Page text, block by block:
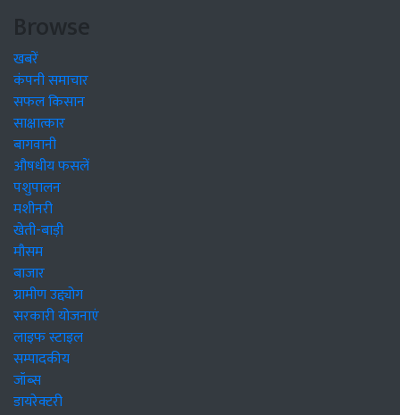
Browse
खबरें
कंपनी समाचार
सफल किसान
साक्षात्कार
बागवानी
औषधीय फसलें
पशुपालन
मशीनरी
खेती-बाड़ी
मौसम
बाजार
ग्रामीण उद्द्योग
सरकारी योजनाएं
लाइफ स्टाइल
सम्पादकीय
जॉब्स
डायरेक्टरी